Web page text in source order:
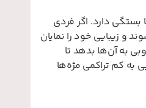
بستگی دارد. اگر فردی
و زیبایی خود را نمایان
به آن‌ها بدهد تا
به کم تراکمی مژه‌ها